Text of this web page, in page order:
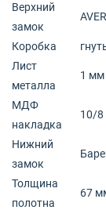
Верхний
замок
Коробка
Лист
металла
1 мм
МДФ
накладка
10/
Нижний
замок
Толщина
полотна
67